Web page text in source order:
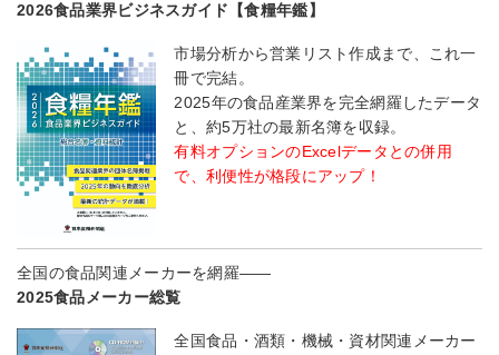
2026食品業界ビジネスガイド【食糧年鑑】
市場分析から営業リスト作成まで、これ一
冊で完結。
2025年の食品産業界を完全網羅したデータ
と、約5万社の最新名簿を収録。
有料オプションのExcelデータとの併用
で、利便性が格段にアップ！
全国の食品関連メーカーを網羅――
2025食品メーカー総覧
全国食品・酒類・機械・資材関連メーカー